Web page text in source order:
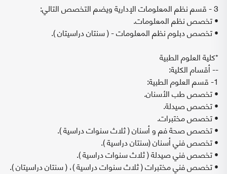
3 - قسم نظم المعلومات الإدارية ويضم التخصص التالي:
• تخصص نظم المعلومات.
• تخصص دبلوم نظم المعلومات - ( سنتان دراسيتان ).
*كلية العلوم الطبية
-- أقسام الكلية:
1- قسم العلوم الطبية:
• تخصص طب الأسنان.
• تخصص صيدلة.
• تخصص مختبرات.
• تخصص صحة فم و أسنان ( ثلاث سنوات دراسية ).
• تخصص فني أسنان (سنتان دراسية ).
• تخصص فني صيدلة ( ثلاث سنوات دراسية ).
• تخصص فني مختبرات ( ثلاث سنوات دراسية )، ( سنتان دراسيتان ).